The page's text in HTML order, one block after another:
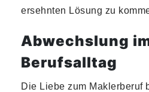
ersehnten Lösung zu
Abwechslung
Berufsalltag
Die Liebe zum Maklerberuf